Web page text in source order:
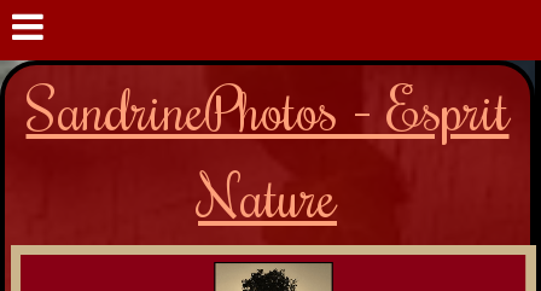
SandrinePhotos - Esprit
Nature